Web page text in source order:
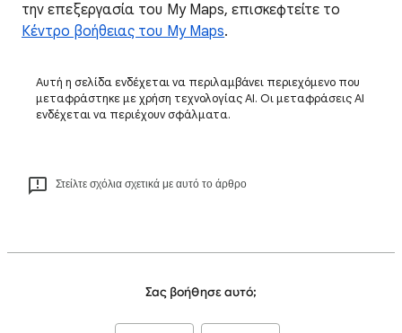
την επεξεργασία του My Maps, επισκεφτείτε το
Κέντρο βοήθειας του My Maps.
Αυτή η σελίδα ενδέχεται να περιλαμβάνει περιεχόμενο που
μεταφράστηκε με χρήση τεχνολογίας AI. Οι μεταφράσεις AI
ενδέχεται να περιέχουν σφάλματα.
Στείλτε σχόλια σχετικά με αυτό το άρθρο
Σας βοήθησε αυτό;